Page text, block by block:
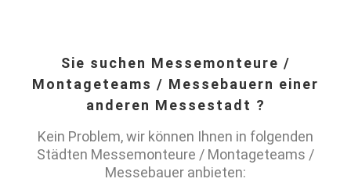
Sie suchen Messemonteure /
Montageteams / Messebauern einer
anderen Messestadt ?
Kein Problem, wir können Ihnen in folgenden
Städten Messemonteure / Montageteams /
Messebauer anbieten: